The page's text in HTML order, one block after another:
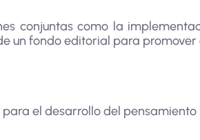
conjuntas como la
un fondo editorial para
el desarrollo del